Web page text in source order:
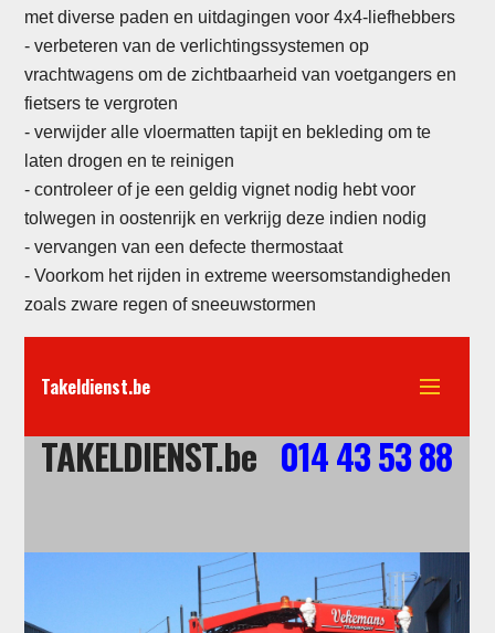
met diverse paden en uitdagingen voor 4x4-liefhebbers
- verbeteren van de verlichtingssystemen op
vrachtwagens om de zichtbaarheid van voetgangers en
fietsers te vergroten
- verwijder alle vloermatten tapijt en bekleding om te
laten drogen en te reinigen
- controleer of je een geldig vignet nodig hebt voor
tolwegen in oostenrijk en verkrijg deze indien nodig
-vervangen van een defecte thermostaat
- Voorkom het rijden in extreme weersomstandigheden
zoals zware regen of sneeuwstormen